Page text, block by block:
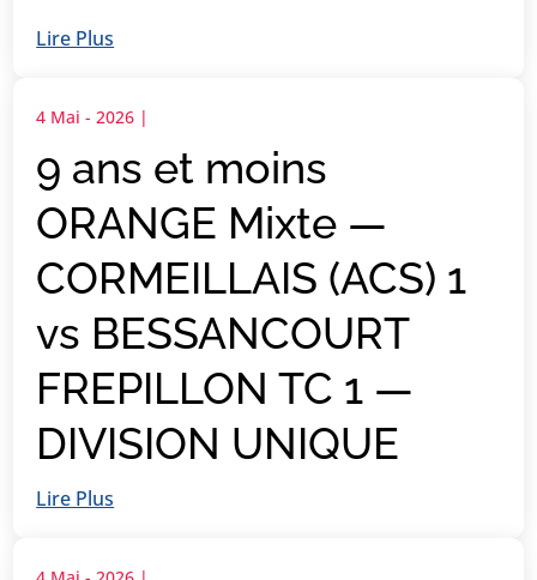
Lire Plus
9 ans et moins
ORANGE Mixte —
CORMEILLAIS (ACS) 1
vs BESSANCOURT
FREPILLON TC 1 —
DIVISION UNIQUE
4 Mai - 2026 |
Lire Plus